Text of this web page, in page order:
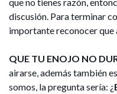
discusión. Para terminar
importante reconocer que
QUE TU ENOJO NO
airarse, además también
somos, la pregunta sería: ¿